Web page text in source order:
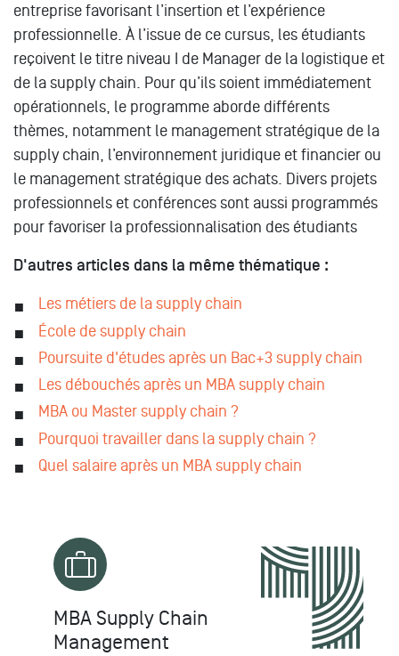
entreprise favorisant l’insertion et l’expérience
professionnelle. À l’issue de ce cursus, les étudiants
reçoivent le titre niveau I de Manager de la logistique et
de la supply chain. Pour qu’ils soient immédiatement
opérationnels, le programme aborde différents
thèmes, notamment le management stratégique de la
supply chain, l’environnement juridique et financier ou
le management stratégique des achats. Divers projets
professionnels et conférences sont aussi programmés
pour favoriser la professionnalisation des étudiants
D'autres articles dans la même thématique :
Les métiers de la supply chain
École de supply chain
Poursuite d'études après un Bac+3 supply chain
Les débouchés après un MBA supply chain
MBA ou Master supply chain ?
Pourquoi travailler dans la supply chain ?
Quel salaire après un MBA supply chain
MBA Supply Chain
Management